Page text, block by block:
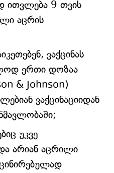
ითვლება 9 თვის
აცრის
ვაქცინას
ერთი დოზაა
& Johnson)
ვაქცინაციიდან
უკვე
არიან აცრილი